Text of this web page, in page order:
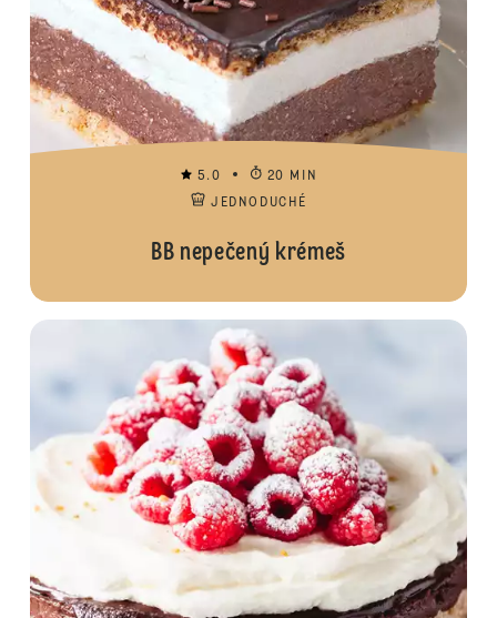
5.0
20 MIN
JEDNODUCHÉ
BB nepečený krémeš